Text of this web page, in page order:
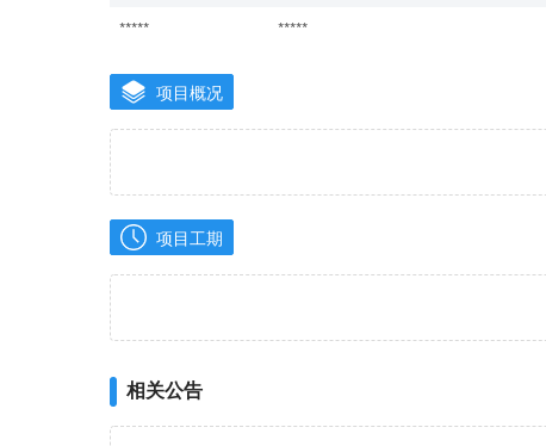
*****
*****
项目概况
项目工期
相关公告